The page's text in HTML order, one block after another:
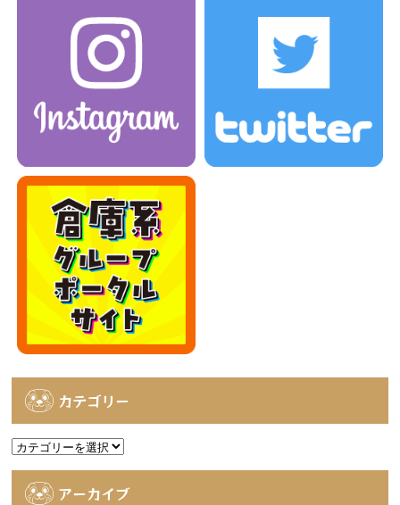
カテゴリー
カ
アーカイブ